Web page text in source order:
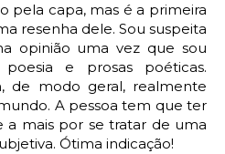
pela capa, mas é a primeira
resenha dele. Sou suspeita
opinião uma vez que sou
e prosas poéticas.
de modo geral, realmente
A pessoa tem que ter
a mais por se tratar de uma
Ótima indicação!